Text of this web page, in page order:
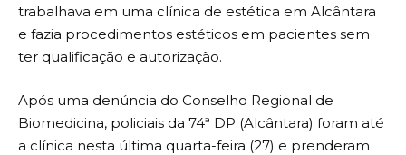
trabalhava em uma clínica de estética em Alcântara
e fazia procedimentos estéticos em pacientes sem
ter qualificação e autorização.
Após uma denúncia do Conselho Regional de
Biomedicina, policiais da 74ª DP (Alcântara) foram até
a clínica nesta última quarta-feira (27) e prenderam